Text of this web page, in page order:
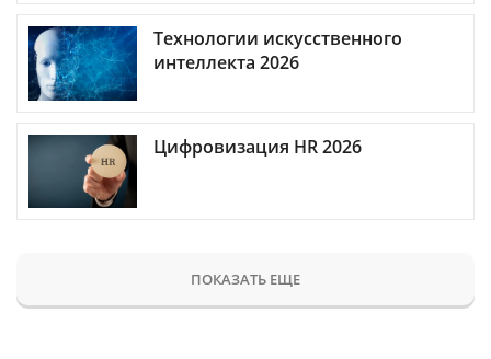
Технологии искусственного
интеллекта 2026
Цифровизация HR 2026
ПОКАЗАТЬ ЕЩЕ